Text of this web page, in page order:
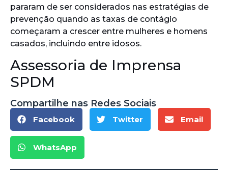
pararam de ser considerados nas estratégias de
prevenção quando as taxas de contágio
começaram a crescer entre mulheres e homens
casados, incluindo entre idosos.
Assessoria de Imprensa
SPDM
Compartilhe nas Redes Sociais
Facebook Twitter Email
WhatsApp